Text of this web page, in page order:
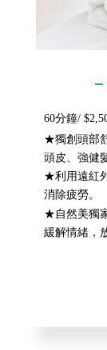
60分鐘/
★獨創頭部
頭皮、強健
★利用遠紅
消除疲勞。
★自然美獨
緩解情緒，